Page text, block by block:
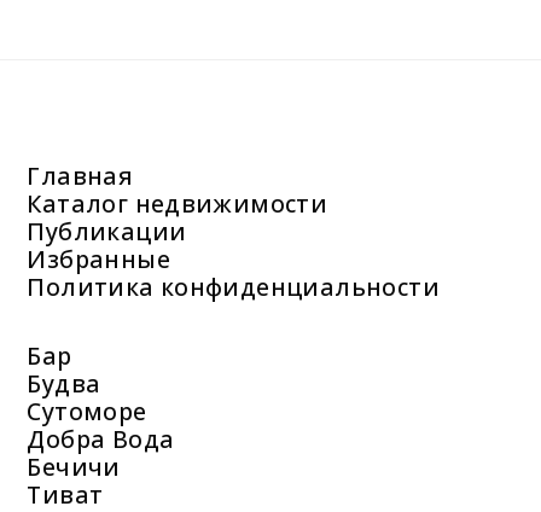
Главная
Каталог недвижимости
Публикации
Избранные
Политика конфиденциальности
Бар
Будва
Сутоморе
Добра Вода
Бечичи
Тиват